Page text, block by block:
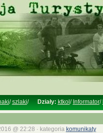
/szlaki/ Działy: ktkol / Informator/
@ 22:28 · kategoria komunikaty